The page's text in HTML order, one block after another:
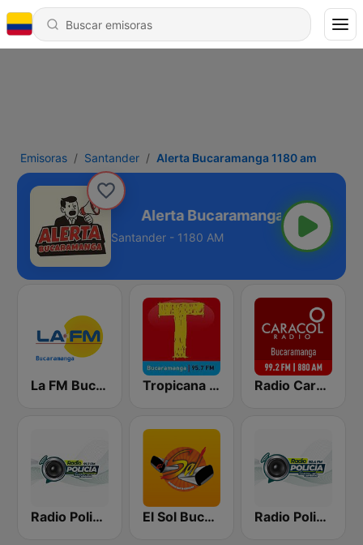
Emisoras Santander Alerta Bucaramanga 1180 am
1180 am
Santander - 1180 AM
La FM Bucaramanga Tropicana Bucaramanga Radio Caracol Bucaramanga
Radio Policía Bucaramanga 91.7 FM El Sol Bucaramanga Radio Policía 92.4 FM